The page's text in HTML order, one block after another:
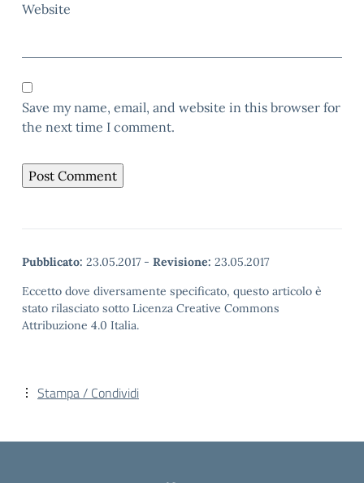
Website
Save my name, email, and website in this browser for
the next time I comment.
Pubblicato: 23.05.2017 - Revisione: 23.05.2017
Eccetto dove diversamente specificato, questo articolo è
stato rilasciato sotto Licenza Creative Commons
Attribuzione 4.0 Italia.
Stampa / Condividi